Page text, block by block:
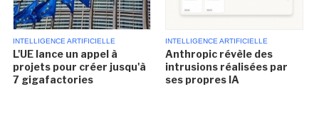
INTELLIGENCE ARTIFICIELLE
L'UE lance un appel à
projets pour créer jusqu'à
7 gigafactories
INTELLIGENCE ARTIFICIELLE
Anthropic révèle des
intrusions réalisées par
ses propres IA